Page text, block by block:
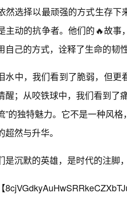
然选择以最顽强的方式生存
主动的抗争者。他们的🔥故
自己的方式，诠释了生命的韧
水中，我们看到了脆弱，但
醒；从咬铁球中，我们看到了
”的独特魅力。它不是一种风
超然与升华。
是沉默的英雄，是时代的注脚